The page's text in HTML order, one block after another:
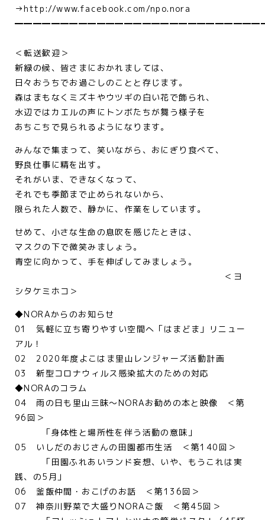
→http://www.facebook.com/npo.nora
＜転送歓迎＞
新緑の候、皆さまにおかれましては、
日々おうちでお過ごしのことと存じます。
森はまもなくミズキやウツギの白い花で飾られ、
水辺ではカエルの声にトンボたちが舞う様子を
あちこちで見られるようになります。
みんなで集まって、笑いながら、おにぎり食べて、
野良仕事に精を出す。
それがいま、できなくなって、
それでも季節まで止められないから、
限られた人数で、静かに、作業をしています。
せめて、小さな生命の息吹を感じたときは、
マスクの下で微笑みましょう。
青空に向かって、手を伸ばしてみましょう。
＜ヨ
シタケミホコ＞
◆NORAからのお知らせ
01 気軽に立ち寄りやすい空間へ「はまどま」リニュー
アル！
02 2020年度よこはま里山レンジャーズ活動計画
03 新型コロナウィルス感染拡大のための対応
◆NORAのコラム
04 雨の日も里山三昧～NORAお勧めの本と映像 ＜第
96回＞
「身体性と場所性を伴う活動の意味」
05 いしだのおじさんの田園都市生活 ＜第140回＞
「田園ふれあいランド妄想、いや、もうこれは実
践、の5月」
06 釜飯仲間・おこげのお話 ＜第136回＞
07 神奈川野菜で大盛りNORAご飯 ＜第45回＞